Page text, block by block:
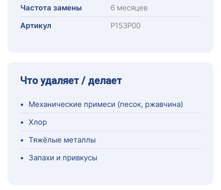
Частота замены
6 месяцев
Артикул
Р153Р00
Что удаляет / делает
•
Механические примеси (песок, ржавчина)
• Хлор
• Тяжёлые металлы
•
Запахи и привкусы